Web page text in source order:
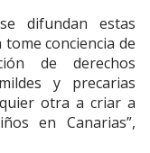
difundan estas
conciencia de
de derechos
y precarias
otra a criar a
en Canarias”,